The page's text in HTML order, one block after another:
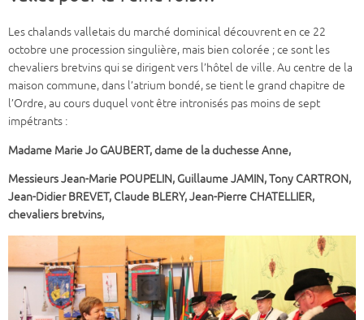
Les chalands valletais du marché dominical découvrent en ce 22
octobre une procession singulière, mais bien colorée ; ce sont les
chevaliers bretvins qui se dirigent vers l’hôtel de ville. Au centre de la
maison commune, dans l’atrium bondé, se tient le grand chapitre de
l’Ordre, au cours duquel vont être intronisés pas moins de sept
impétrants :
Madame Marie Jo GAUBERT, dame de la duchesse Anne,
Messieurs Jean-Marie POUPELIN, Guillaume JAMIN, Tony CARTRON,
Jean-Didier BREVET, Claude BLERY, Jean-Pierre CHATELLIER,
chevaliers bretvins,